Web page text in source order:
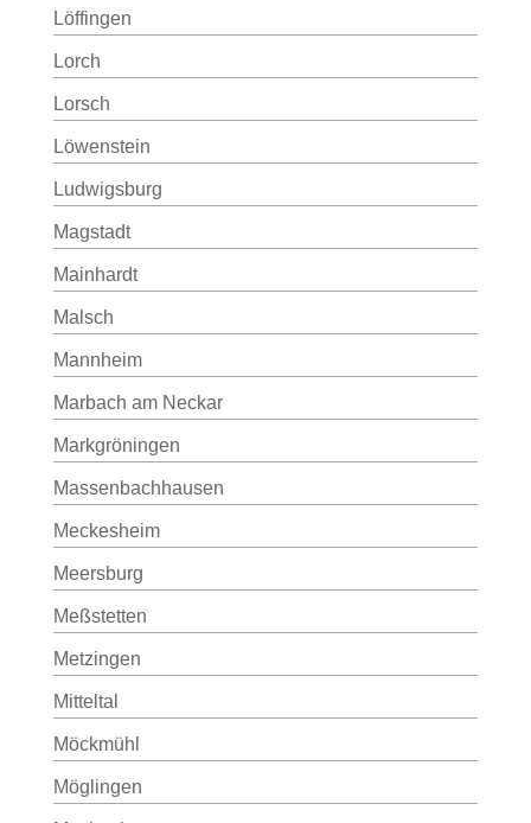
Löffingen
Lorch
Lorsch
Löwenstein
Ludwigsburg
Magstadt
Mainhardt
Malsch
Mannheim
Marbach am Neckar
Markgröningen
Massenbachhausen
Meckesheim
Meersburg
Meßstetten
Metzingen
Mitteltal
Möckmühl
Möglingen